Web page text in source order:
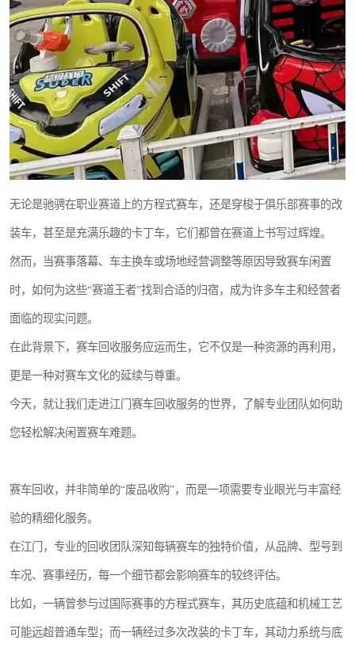
无论是驰骋在职业赛道上的方程式赛车，还是穿梭于俱乐部赛事的改
装车，甚至是充满乐趣的卡丁车，它们都曾在赛道上书写过辉煌。
然而，当赛事落幕、车主换车或场地经营调整等原因导致赛车闲置
时，如何为这些“赛道王者”找到合适的归宿，成为许多车主和经营者
面临的现实问题。
在此背景下，赛车回收服务应运而生，它不仅是一种资源的再利用，
更是一种对赛车文化的延续与尊重。
今天，就让我们走进江门赛车回收服务的世界，了解专业团队如何助
您轻松解决闲置赛车难题。
赛车回收，并非简单的“废品收购”，而是一项需要专业眼光与丰富经
验的精细化服务。
在江门，专业的回收团队深知每辆赛车的独特价值，从品牌、型号到
车况、赛事经历，每一个细节都会影响赛车的较终评估。
比如，一辆曾参与过国际赛事的方程式赛车，其历史底蕴和机械工艺
可能远超普通车型；而一辆经过多次改装的卡丁车，其动力系统与底